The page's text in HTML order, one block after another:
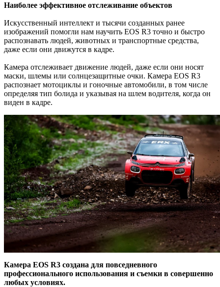
Наиболее эффективное отслеживание объектов
Искусственный интеллект и тысячи созданных ранее
изображений помогли нам научить EOS R3 точно и быстро
распознавать людей, животных и транспортные средства,
даже если они движутся в кадре.
Камера отслеживает движение людей, даже если они носят
маски, шлемы или солнцезащитные очки. Камера EOS R3
распознает мотоциклы и гоночные автомобили, в том числе
определяя тип болида и указывая на шлем водителя, когда он
виден в кадре.
Камера EOS R3 создана для повседневного
профессионального использования и съемки в совершенно
любых условиях.